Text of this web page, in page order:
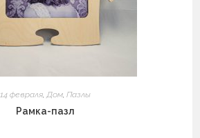
14 февраля, Дом, Пазлы
Рамка-пазл